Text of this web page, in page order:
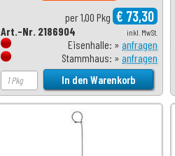
per 1,00 Pkg € 73,30
inkl. MwSt.
Art.-Nr. 2186904
Eisenhalle: » anfragen
Stammhaus: » anfragen